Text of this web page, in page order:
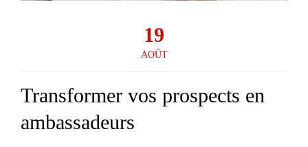
19
AOÛT
Transformer vos prospects en
ambassadeurs